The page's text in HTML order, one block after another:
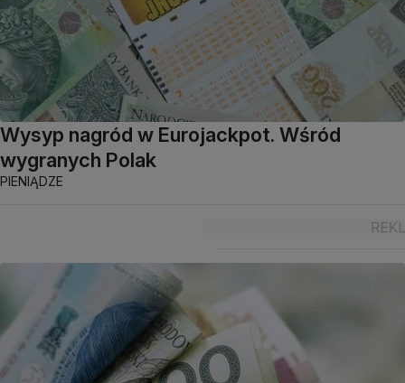
Wysyp nagród w Eurojackpot. Wśród
wygranych Polak
PIENIĄDZE